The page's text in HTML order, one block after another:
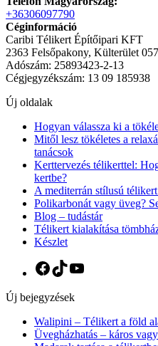
+36306097790
Céginformáció
Caribi Télikert Építőipari KFT
2363 Felsőpakony, Külterület
Adószám: 25893423-2-13
Cégjegyzékszám: 13 09 185938
Új oldalak
Hogyan válassza ki a
Mitől lesz tökéletes a
tanácsok
Kerttervezés télikerttel:
kertbe?
A mediterrán stílusú
Polikarbonát vagy üveg?
Blog – tudástár
Télikert kialakítása
Készlet
Facebook
TikTok
Új bejegyzések
Walipini – Télikert a föld
Üvegházhatás – káros